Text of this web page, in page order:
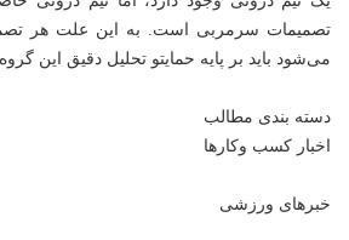
تصمیمات سرمربی است. به این علت هر
می‌شود باید بر پایه حمایتو تحلیل دقیق این
دسته بندی مطالب
اخبار کسب وکارها
خبرهای ورزشی